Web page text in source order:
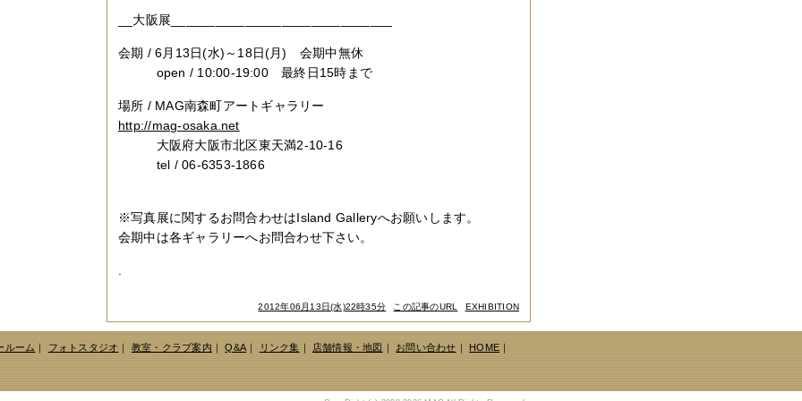
__大阪展______________________________
会期 / 6月13日(水)～18日(月) 会期中無休
open / 10:00-19:00 最終日15時まで
場所 / MAG南森町アートギャラリー
http://mag-osaka.net
大阪府大阪市北区東天満2-10-16
tel / 06-6353-1866
※写真展に関するお問合わせはIsland Galleryへお願いします。
会期中は各ギャラリーへお問合わせ下さい。
.
2012年06月13日(水)22時35分 この記事のURL EXHIBITION
ルーム｜ フォトスタジオ｜ 教室・クラブ案内｜ Q&A｜ リンク集｜ 店舗情報・地図｜ お問い合わせ｜ HOME｜